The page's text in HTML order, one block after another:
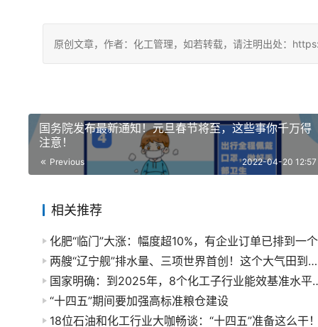
原创文章，作者：化工管理，如若转载，请注明出处：
国务院发布最新通知！元旦春节将至，这些事你千万得
注意！
Previous 2022-04-20 12:57
相关推荐
两艘“辽宁舰”排水量、三项世界首创！这个大气田到底有多霸气→
国家明确：到2025年
“十四五”期间要加强高标准粮仓建设
18位石油和化工行业大咖畅谈：“十四五”准备这么干